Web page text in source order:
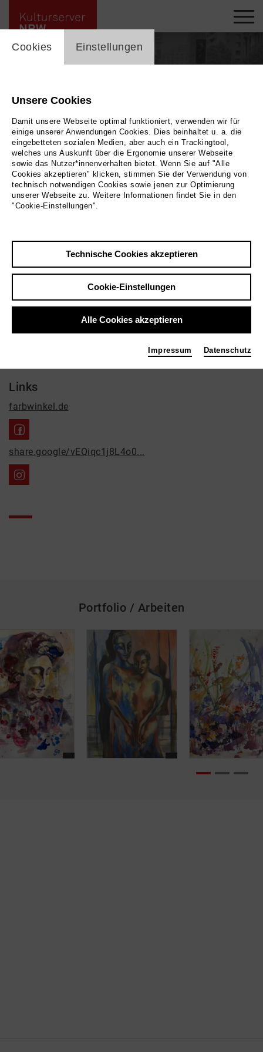
Stefanie Arnold
Bildende Kunst, Kulturvermittlung, Soziokultur
Kontakt
41542 Dormagen
Links
farbwinkel.de
share.google/vEQiqc1j8L4o0...
Portfolio / Arbeiten
skip_media_container
cookie_layer
Cookies Einstellungen
Unsere Cookies
Damit unsere Webseite optimal funktioniert, verwenden wir für
einige unserer Anwendungen Cookies. Dies beinhaltet u. a. die
eingebetteten sozialen Medien, aber auch ein Trackingtool,
welches uns Auskunft über die Ergonomie unserer Webseite
sowie das Nutzer*innenverhalten bietet. Wenn Sie auf "Alle
Cookies akzeptieren" klicken, stimmen Sie der Verwendung von
technisch notwendigen Cookies sowie jenen zur Optimierung
unserer Webseite zu. Weitere Informationen findet Sie in den
"Cookie-Einstellungen".
Technische Cookies akzeptieren
Cookie-Einstellungen
Alle Cookies akzeptieren
Impressum Datenschutz